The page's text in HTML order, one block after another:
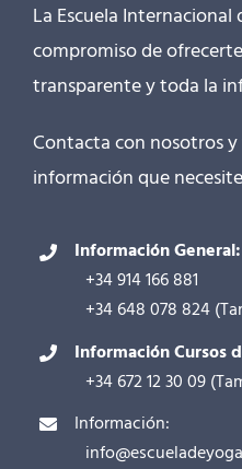
La Escuela
compromiso de
transparente y toda la
Contacta con nosotros
información que
Información General:
+34 914 166 881
+34 648 078 824
Información Cursos
+34 672 12 30 09
Información: